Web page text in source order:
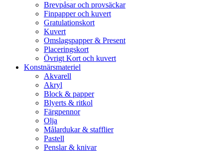
Brevpåsar och provsäckar
Finpapper och kuvert
Gratulationskort
Kuvert
Omslagspapper & Present
Placeringskort
Övrigt Kort och kuvert
Konstnärsmateriel
Akvarell
Akryl
Block & papper
Blyerts & ritkol
Färgpennor
Olja
Målardukar & stafflier
Pastell
Penslar & knivar